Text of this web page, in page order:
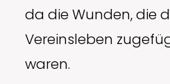
da die Wunden, die
Vereinsleben
waren.